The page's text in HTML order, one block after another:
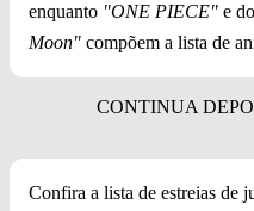
enquanto "ONE PIECE" e
Moon" compõem a lista de
Confira a lista de estreias de